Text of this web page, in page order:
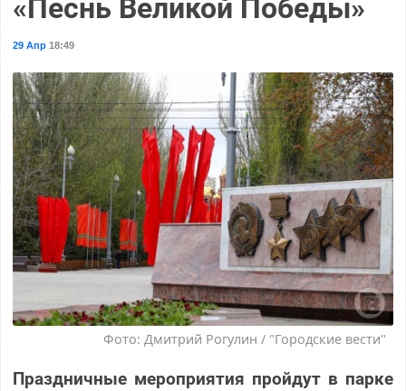
«Песнь Великой Победы»
29 Апр18:49
Фото: Дмитрий Рогулин / "Городские вести"
Праздничные мероприятия пройдут в парке